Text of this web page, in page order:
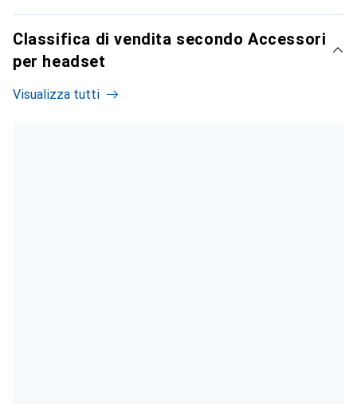
Classifica di vendita secondo Accessori
per headset
Visualizza tutti